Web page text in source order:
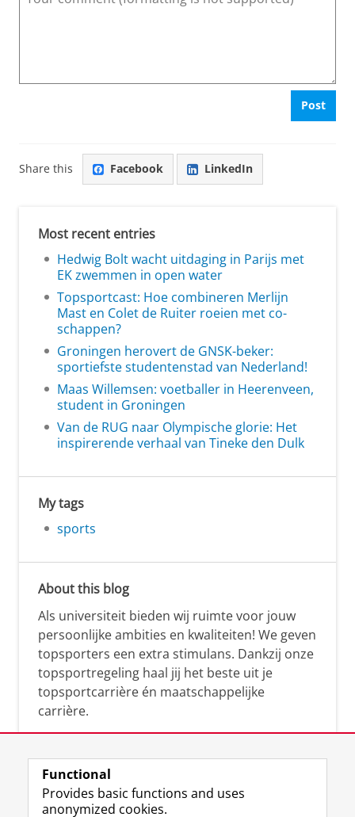
Post
Share this Facebook LinkedIn
Most recent entries
Hedwig Bolt wacht uitdaging in Parijs met
EK zwemmen in open water
Topsportcast: Hoe combineren Merlijn
Mast en Colet de Ruiter roeien met co-
schappen?
Groningen herovert de GNSK-beker:
sportiefste studentenstad van Nederland!
Maas Willemsen: voetballer in Heerenveen,
student in Groningen
Van de RUG naar Olympische glorie: Het
inspirerende verhaal van Tineke den Dulk
My tags
sports
About this blog
Als universiteit bieden wij ruimte voor jouw
persoonlijke ambities en kwaliteiten! We geven
topsporters een extra stimulans. Dankzij onze
topsportregeling haal jij het beste uit je
topsportcarrière én maatschappelijke
carrière.
Functional
Provides basic functions and uses
anonymized cookies.